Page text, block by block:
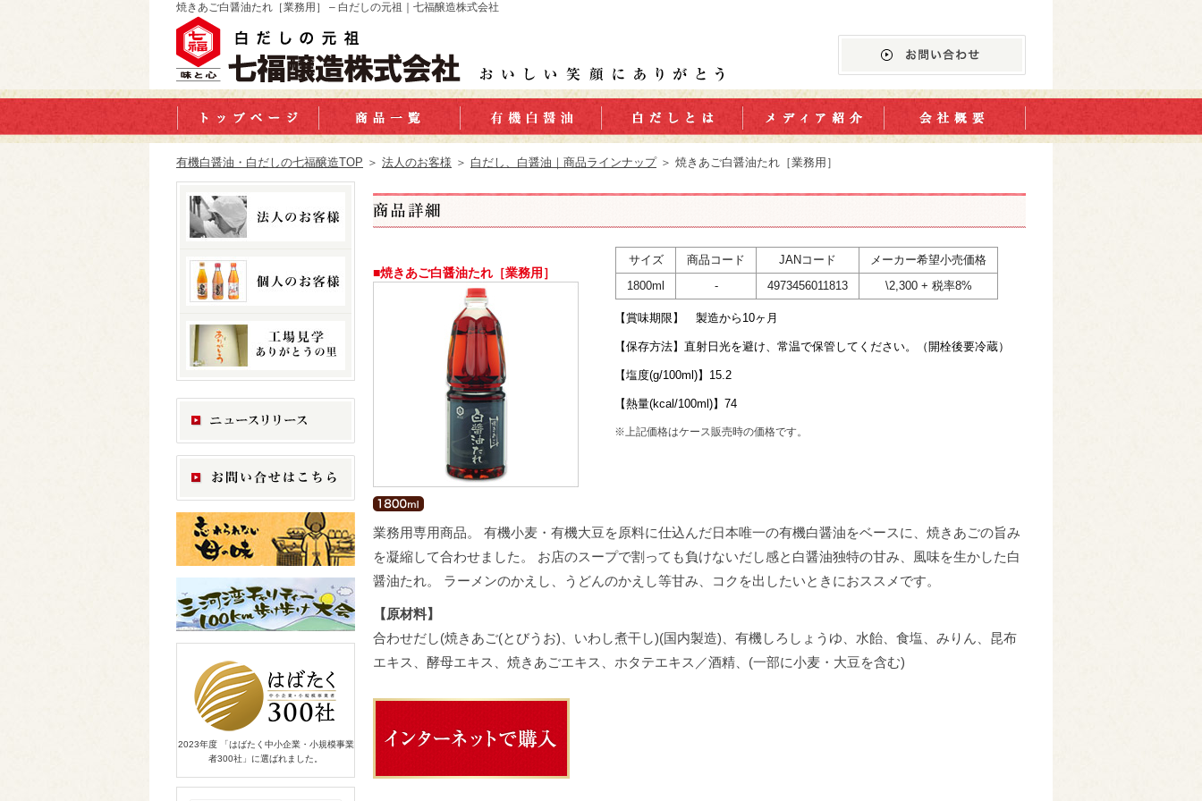
焼きあご白醤油たれ［業務用］ – 白だしの元祖｜七福醸造株式会社
有機白醤油・白だしの七福醸造TOP ＞ 法人のお客様 ＞ 白だし、白醤油｜商品ラインナップ＞ 焼きあご白醤油たれ［業務用］
■焼きあご白醤油たれ［業務用］
サイズ 商品コード JANコード
メーカー希望小売価格
1800ml
- 4973456011813 \2,300 + 税率8%
【賞味期限】 製造から10ヶ月
【保存方法】直射日光を避け、常温で保管してください。（開栓後要冷蔵）
【塩度(g/100ml)】15.2
【熱量(kcal/100ml)】74
※上記価格はケース販売時の価格です。
業務用専用商品。 有機小麦・有機大豆を原料に仕込んだ日本唯一の有機白醤油をベースに、焼きあごの旨み
を凝縮して合わせました。 お店のスープで割っても負けないだし感と白醤油独特の甘み、風味を生かした白
醤油たれ。 ラーメンのかえし、うどんのかえし等甘み、コクを出したいときにおススメです。
【原材料】
合わせだし(焼きあご(とびうお)、いわし煮干し)(国内製造)、有機しろしょうゆ、水飴、食塩、みりん、昆布
エキス、酵母エキス、焼きあごエキス、ホタテエキス／酒精、(一部に小麦・大豆を含む)
2023年度 「はばたく中小企業・小規模事業
者300社」に選ばれました。